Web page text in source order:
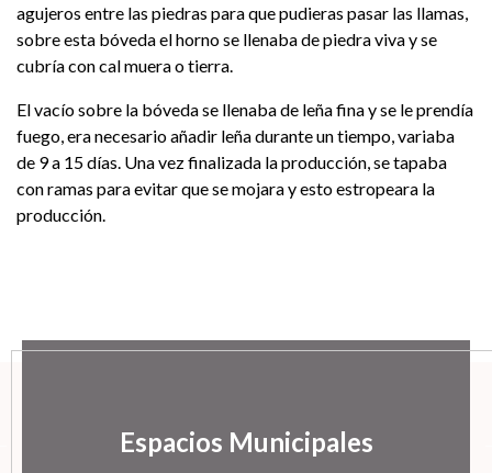
agujeros entre las piedras para que pudieras pasar las llamas,
sobre esta bóveda el horno se llenaba de piedra viva y se
cubría con cal muera o tierra.
El vacío sobre la bóveda se llenaba de leña fina y se le prendía
fuego, era necesario añadir leña durante un tiempo, variaba
de 9 a 15 días. Una vez finalizada la producción, se tapaba
con ramas para evitar que se mojara y esto estropeara la
producción.
Espacios Municipales